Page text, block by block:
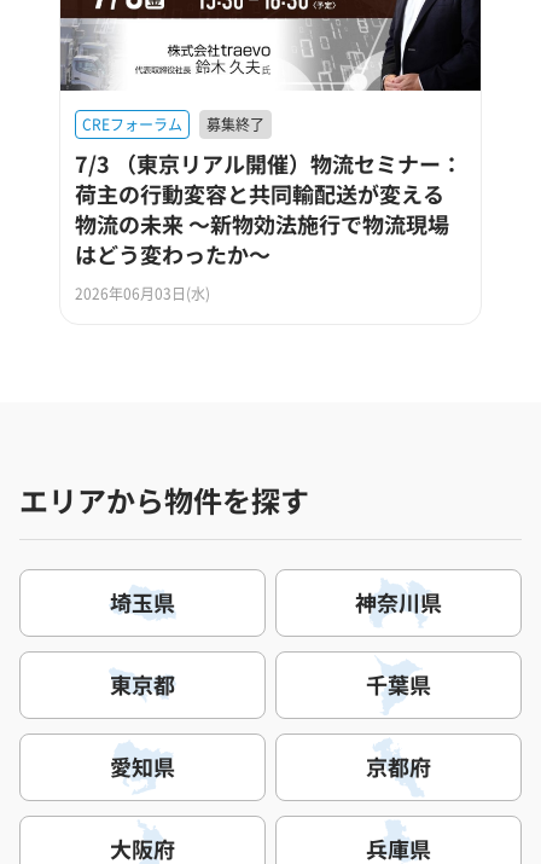
CREフォーラム 募集終了
7/3 （東京リアル開催）物流セミナー：
荷主の行動変容と共同輸配送が変える
物流の未来 ～新物効法施行で物流現場
はどう変わったか～
2026年06月03日(水)
エリアから物件を探す
埼玉県 神奈川県
東京都 千葉県
愛知県 京都府
大阪府 兵庫県